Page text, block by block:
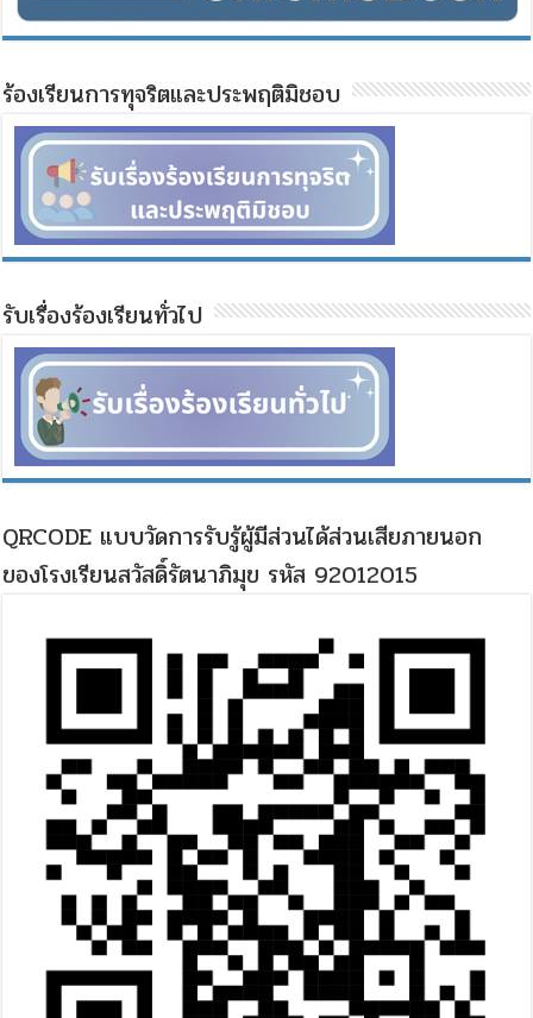
ร้องเรียนการทุจริตและประพฤติมิชอบ
รับเรื่องร้องเรียนทั่วไป
QRCODE แบบวัดการรับรู้ผู้มีส่วนได้ส่วนเสียภายนอก
ของโรงเรียนสวัสดิ์รัตนาภิมุข รหัส 92012015